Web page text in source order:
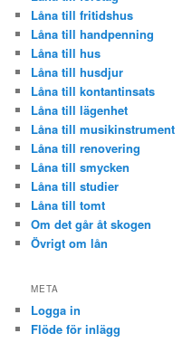
Låna till fritidshus
Låna till handpenning
Låna till hus
Låna till husdjur
Låna till kontantinsats
Låna till lägenhet
Låna till musikinstrument
Låna till renovering
Låna till smycken
Låna till studier
Låna till tomt
Om det går åt skogen
Övrigt om lån
META
Logga in
Flöde för inlägg